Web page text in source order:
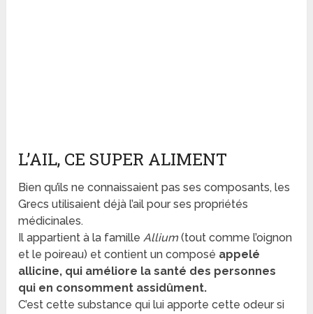
L’AIL, CE SUPER ALIMENT
Bien qu’ils ne connaissaient pas ses composants, les
Grecs utilisaient déjà l’ail pour ses propriétés
médicinales.
Il appartient à la familleAllium(tout comme l’oignon
et le poireau) et contient un composé appelé
allicine, qui améliore la santé des personnes
qui en consomment assidûment.
C’est cette substance qui lui apporte cette odeur si